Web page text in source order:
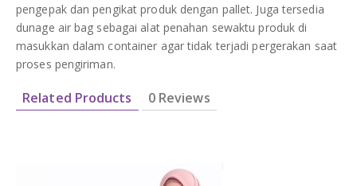
pengepak dan pengikat produk dengan pallet. Juga tersedia
dunage air bag sebagai alat penahan sewaktu produk di
masukkan dalam container agar tidak terjadi pergerakan saat
proses pengiriman.
Related Products 0 Reviews